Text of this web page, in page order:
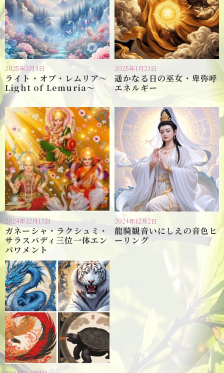
2025年3月3日
ライト・オブ・レムリア〜
Light of Lemuria〜
2025年1月21日
遥かなる日の巫女・卑弥呼
エネルギー
2024年12月13日
ガネーシャ・ラクシュミ・
サラスバディ三位一体エン
パワメント
2024年12月2日
龍騎観音いにしえの音色ヒ
ーリング